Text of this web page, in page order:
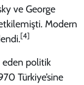
ve George
Modern
[4]
eden politik
Türkiye’sine